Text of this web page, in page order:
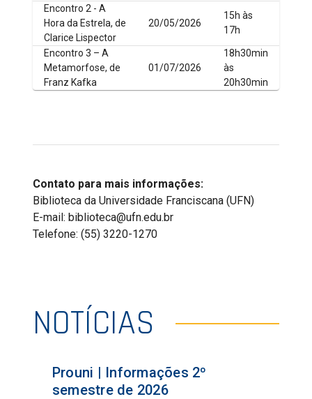
Encontro 2 - A
Hora da Estrela, de
Clarice Lispector
20/05/2026
15h às
17h
Encontro 3 – A
Metamorfose, de
Franz Kafka
01/07/2026
18h30min
às
20h30min
Contato para mais informações:
Biblioteca da Universidade Franciscana (UFN)
E-mail: biblioteca@ufn.edu.br
Telefone: (55) 3220-1270
NOTÍCIAS
07 jul
2026
Prouni | Informações 2º
semestre de 2026